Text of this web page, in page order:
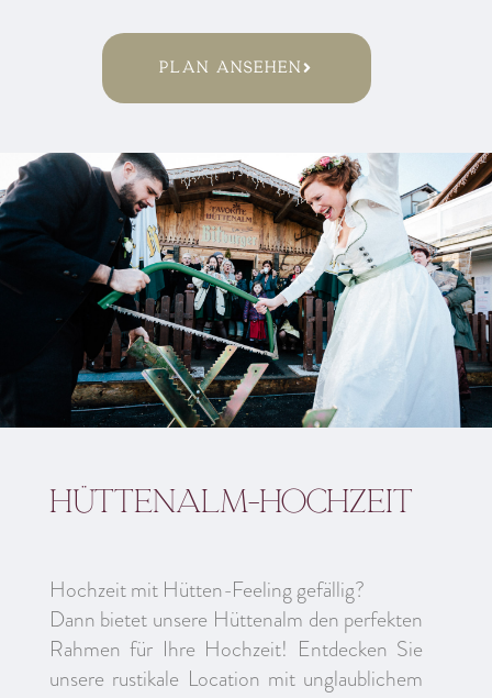
Plan ansehen
Hüttenalm-Hochzeit
Hochzeit mit Hütten-Feeling gefällig?
Dann bietet unsere Hüttenalm den perfekten
Rahmen für Ihre Hochzeit! Entdecken Sie
unsere rustikale Location mit unglaublichem